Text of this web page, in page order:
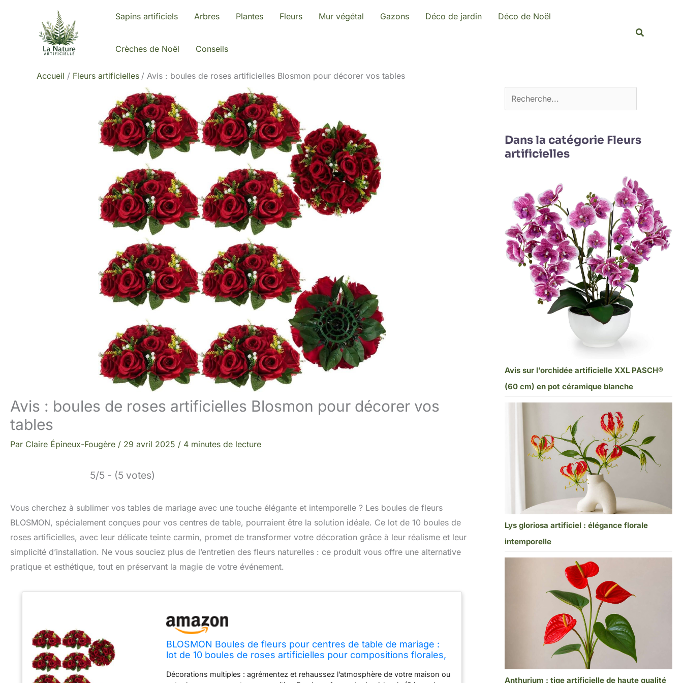
Sapins artificiels Arbres Plantes Fleurs Mur végétal Gazons Déco de jardin Déco de Noël
Crèches de Noël Conseils
Accueil Fleurs artificielles Avis : boules de roses artificielles Blosmon pour décorer vos tables
Avis : boules de roses artificielles Blosmon pour décorer vos
tables
Par Claire Épineux-Fougère / 29 avril 2025 / 4 minutes de lecture
5/5 - (5 votes)
Vous cherchez à sublimer vos tables de mariage avec une touche élégante et intemporelle ? Les boules de fleurs
BLOSMON, spécialement conçues pour vos centres de table, pourraient être la solution idéale. Ce lot de 10 boules de
roses artificielles, avec leur délicate teinte carmin, promet de transformer votre décoration grâce à leur réalisme et leur
simplicité d’installation. Ne vous souciez plus de l’entretien des fleurs naturelles : ce produit vous offre une alternative
pratique et esthétique, tout en préservant la magie de votre événement.
BLOSMON Boules de fleurs pour centres de table de mariage :
lot de 10 boules de roses artificielles pour compositions florales,
Décorations multiples : agrémentez et rehaussez l’atmosphère de votre maison ou
r
e
r
Dans la catégorie Fleurs
artificielles
Avis sur l’orchidée artificielle XXL PASCH®
(60 cm) en pot céramique blanche
Lys gloriosa artificiel : élégance florale
intemporelle
Anthurium : tige artificielle de haute qualité